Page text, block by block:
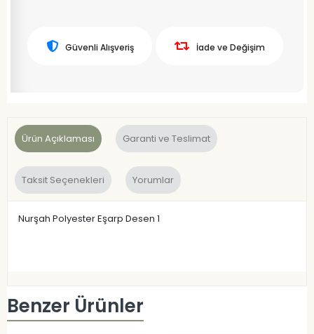
Güvenli Alışveriş İade ve Değişim
Ürün Açıklaması Garanti ve Teslimat
Taksit Seçenekleri Yorumlar
Nurşah Polyester Eşarp Desen 1
Benzer Ürünler